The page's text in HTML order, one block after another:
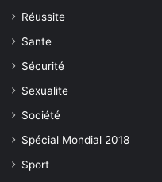
Réussite
Sante
Sécurité
Sexualite
Société
Spécial Mondial 2018
Sport